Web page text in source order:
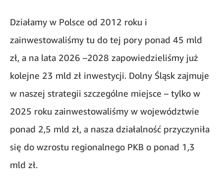
Działamy w Polsce od 2012 roku i
zainwestowaliśmy tu do tej pory ponad 45 mld
zł, a na lata 2026 –2028 zapowiedzieliśmy już
kolejne 23 mld zł inwestycji. Dolny Śląsk zajmuje
w naszej strategii szczególne miejsce – tylko w
2025 roku zainwestowaliśmy w województwie
ponad 2,5 mld zł, a nasza działalność przyczyniła
się do wzrostu regionalnego PKB o ponad 1,3
mld zł.